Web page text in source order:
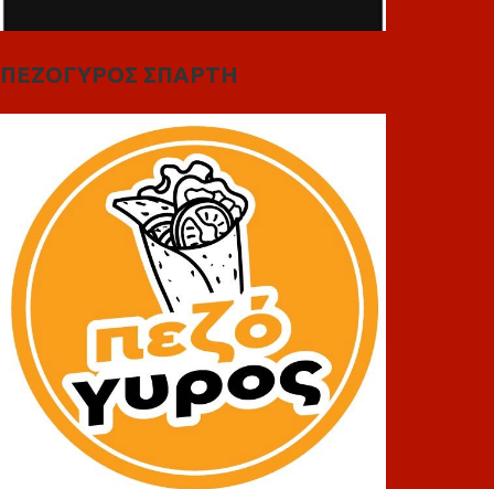
ΠΕΖΟΓΥΡΟΣ ΣΠΑΡΤΗ